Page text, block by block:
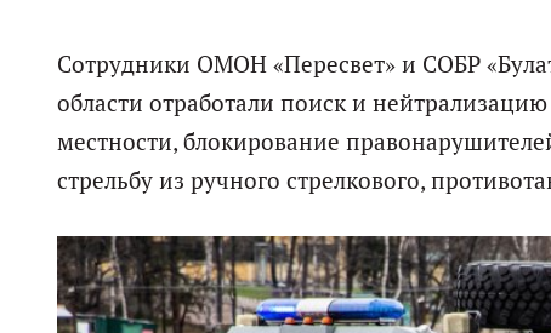
Сотрудники ОМОН «Пересвет» и СОБР
области отработали поиск и
местности, блокирование
стрельбу из ручного стрелкового,